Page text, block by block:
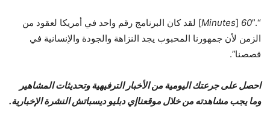
“.”
60
[
Minutes] لقد كان البرنامج رقم واحد في أمريكا لعقود من
الزمن لأن جمهورنا المحبوب يجد النزاهة والجودة والإنسانية في
قصصنا”.
احصل على جرعتك اليومية من الأخبار الترفيهية وتحديثات المشاهير
وما يجب مشاهدته من خلال موقعناإي دبليو ديسباتش النشرة الإخبارية.